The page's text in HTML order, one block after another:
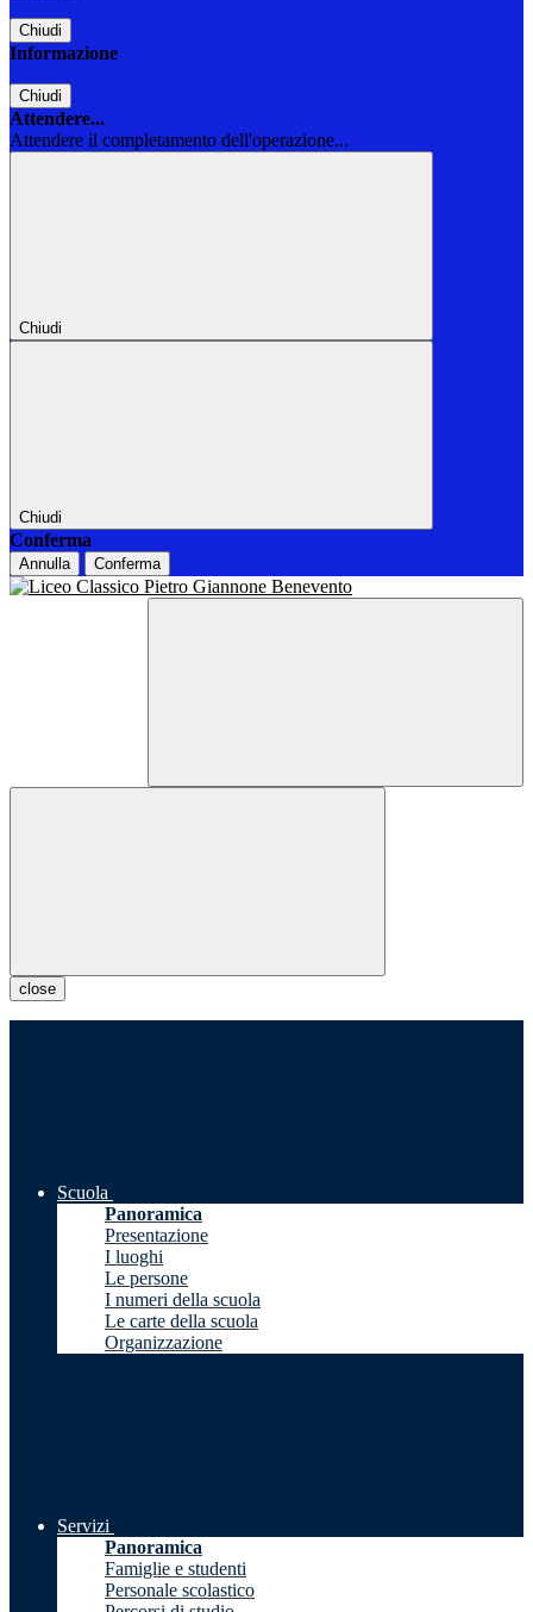
Chiudi
Informazione
Chiudi
Attendere...
Attendere il completamento dell'operazione...
Chiudi
Chiudi
Conferma
Annulla Conferma
close
Scuola
Panoramica
Presentazione
I luoghi
Le persone
I numeri della scuola
Le carte della scuola
Organizzazione
Servizi
Panoramica
Famiglie e studenti
Personale scolastico